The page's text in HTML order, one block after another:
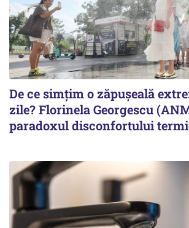
De ce simțim o zăpușeală
zile? Florinela Georgescu
paradoxul disconfortului